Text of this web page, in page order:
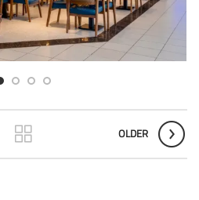
OLDER